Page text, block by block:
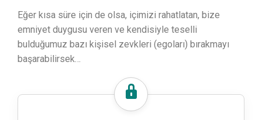
Eğer kısa süre için de olsa, içimizi rahatlatan, bize
emniyet duygusu veren ve kendisiyle teselli
bulduğumuz bazı kişisel zevkleri (egoları) bırakmayı
başarabilirsek…